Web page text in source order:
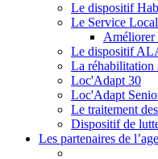
Le dispositif
Le Service
Améliorer
Le dispositif
La réhabilitation
Loc'Adapt 30
Loc'Adapt
Le traitement
Dispositif de
Les partenaires de